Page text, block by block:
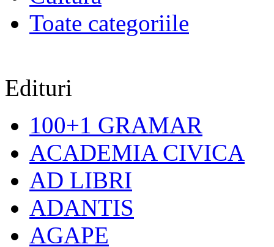
Toate categoriile
Edituri
100+1 GRAMAR
ACADEMIA CIVICA
AD LIBRI
ADANTIS
AGAPE